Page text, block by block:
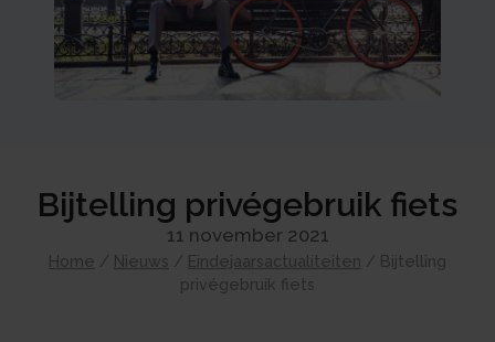
Bijtelling privégebruik fiets
11 november 2021
Home / Nieuws / Eindejaarsactualiteiten / Bijtelling
privégebruik fiets